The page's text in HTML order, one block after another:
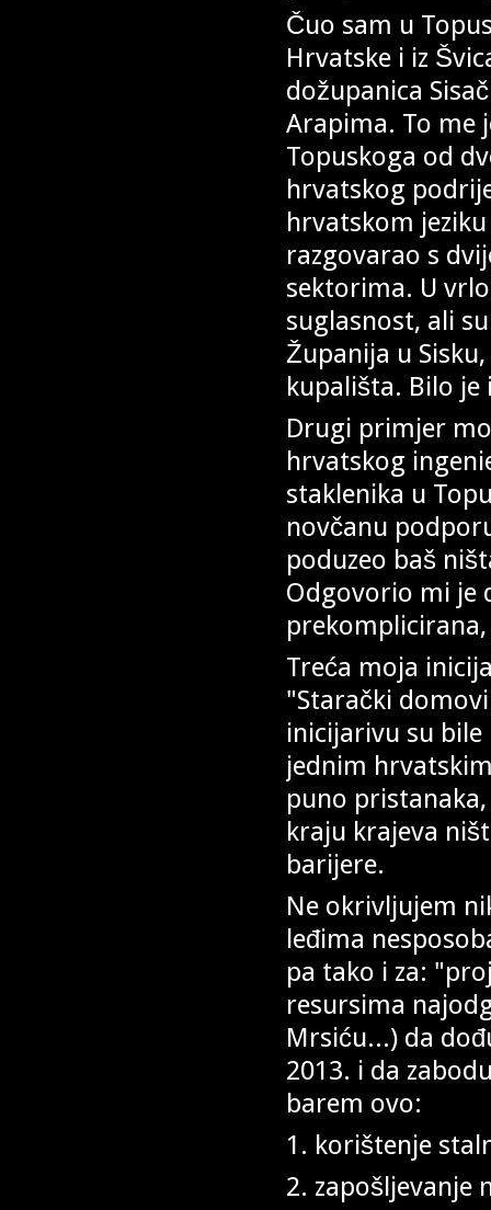
Čuo sam u
Hrvatske i iz
dožupanica
Arapima. To me
Topuskoga od
hrvatskog
hrvatskom
razgovarao s
sektorima. U
suglasnost, ali
Županija u
kupališta. Bilo je
Drugi primjer
hrvatskog
staklenika u
novčanu
poduzeo baš
Odgovorio mi je
Treća moja
"Starački
inicijarivu su bile
jednim
puno
kraju krajeva
barijere.
Ne okrivljujem
leđima
pa tako i za:
resursima
Mrsiću...) da
2013. i da
barem ovo:
1. korištenje
2. zapošljevanje